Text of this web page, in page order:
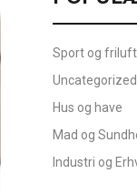
Sport og
Uncategorized
Hus og have
Mad og
Industri og